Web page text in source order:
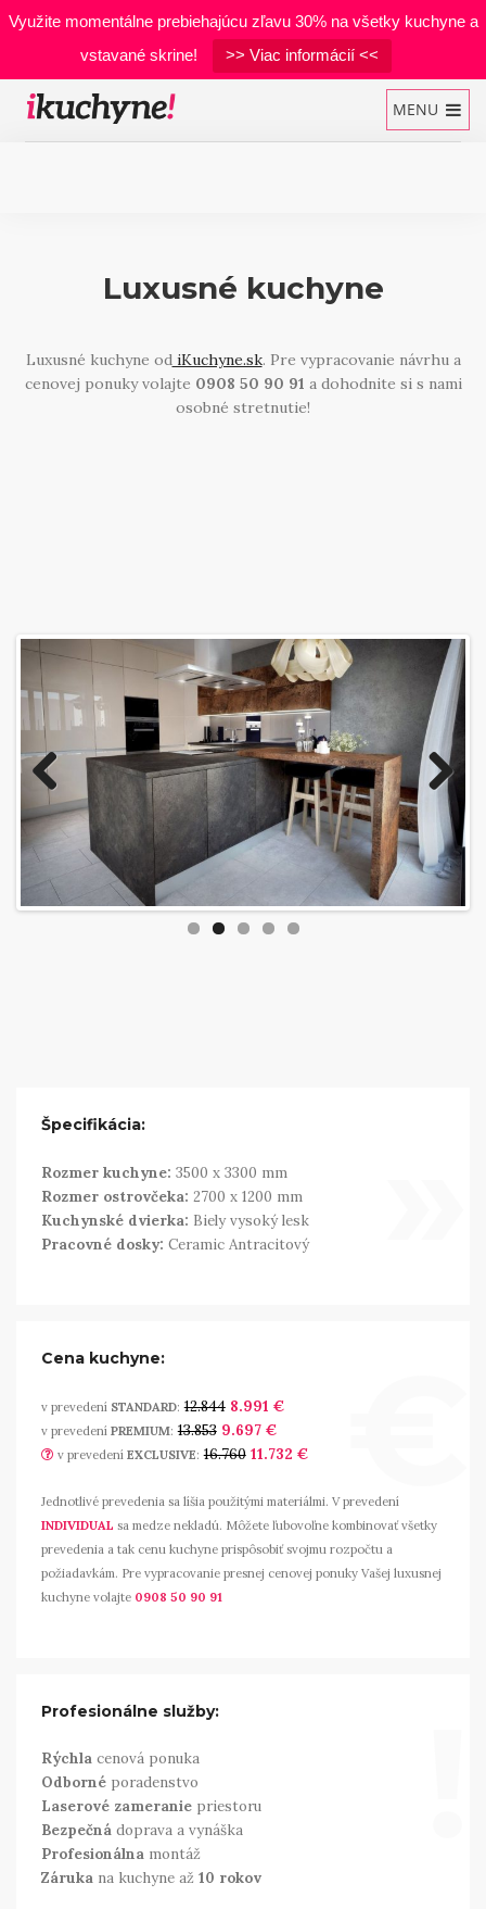
Využite momentálne prebiehajúcu zľavu 30% na všetky kuchyne a
vstavané skrine!
>> Viac informácií <<
MENU
Vstavané skrine
Realizácie
Kuchynské štúdio Bratislava
Luxusné kuchyne
Luxusné kuchyne odiKuchyne.sk. Pre vypracovanie návrhu a
cenovej ponuky volajte 0908 50 90 91 a dohodnite si s nami
osobné stretnutie!
Previous Next
Špecifikácia:
Rozmer kuchyne: 3500 x 3300 mm
Rozmer ostrovčeka: 2700 x 1200 mm
Kuchynské dvierka: Biely vysoký lesk
Pracovné dosky: Ceramic Antracitový
Cena kuchyne:
v prevedení STANDARD: 12.8448.991 €
v prevedení PREMIUM: 13.8539.697 €
v prevedení EXCLUSIVE: 16.76011.732 €
Jednotlivé prevedenia sa líšia použitými materiálmi. V prevedení
INDIVIDUAL sa medze nekladú. Môžete ľubovoľne kombinovať všetky
prevedenia a tak cenu kuchyne prispôsobiť svojmu rozpočtu a
požiadavkám. Pre vypracovanie presnej cenovej ponuky Vašej luxusnej
kuchyne volajte 0908 50 90 91
Profesionálne služby:
Rýchlacenová ponuka
Odbornéporadenstvo
Laserové zameraniepriestoru
Bezpečnádoprava a vynáška
Profesionálnamontáž
Zárukana kuchyne až 10 rokov